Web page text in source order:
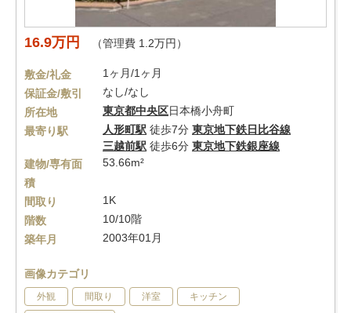
16.9万円 （管理費 1.2万円）
敷金/礼金
1ヶ月/1ヶ月
保証金/敷引
なし/なし
所在地
東京都中央区日本橋小舟町
最寄り駅
人形町駅 徒歩7分 東京地下鉄日比谷線
三越前駅 徒歩6分 東京地下鉄銀座線
建物/専有面
積
53.66m²
間取り
1K
階数
10/10階
築年月
2003年01月
画像カテゴリ
外観 間取り 洋室 キッチン